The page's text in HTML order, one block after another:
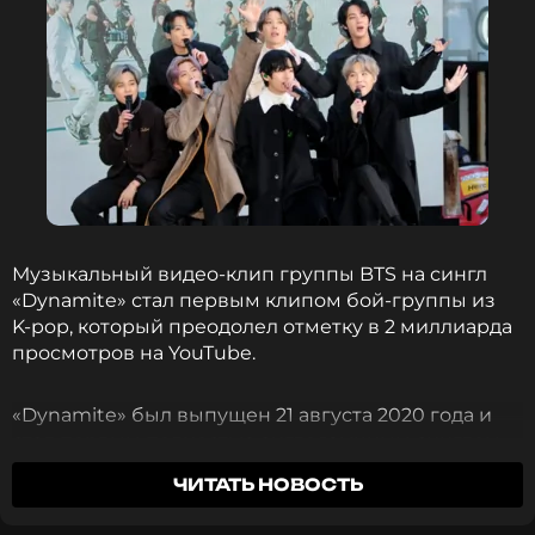
BTS
Группа
Жанры: Поп
Биография, последние новости
и многое другое >
стал очередным доказательством того, насколько
крепка связь между BTS и их поклонниками по
всему миру. И, похоже, сам RM это прекрасно
понимает.
ФОТО: ТАСС
Читайте нас в Одноклассниках,
Музыкальный видео‑клип группы BTS на сингл
«Dynamite» стал первым клипом бой‑группы из
K‑pop, который преодолел отметку в 2 миллиарда
просмотров на YouTube.
«Dynamite» был выпущен 21 августа 2020 года и
BTS.
С момента релиза до достижения 2B просмотров
ЧИТАТЬ НОВОСТЬ